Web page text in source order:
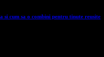
si cum sa o combini pentru tinute reusite